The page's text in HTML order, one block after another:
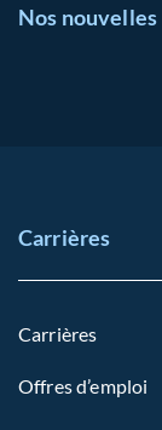
Nos nouvelles
Carrières
Carrières
Offres d’emploi